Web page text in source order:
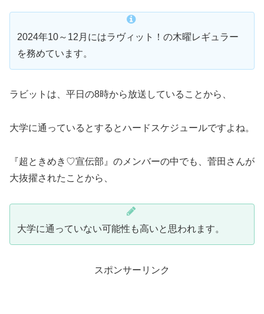
2024年10～12月にはラヴィット！の木曜レギュラー
を務めています。
ラビットは、平日の8時から放送していることから、
大学に通っているとするとハードスケジュールですよね。
『超ときめき♡宣伝部』のメンバーの中でも、菅田さんが
大抜擢されたことから、
大学に通っていない可能性も高いと思われます。
スポンサーリンク